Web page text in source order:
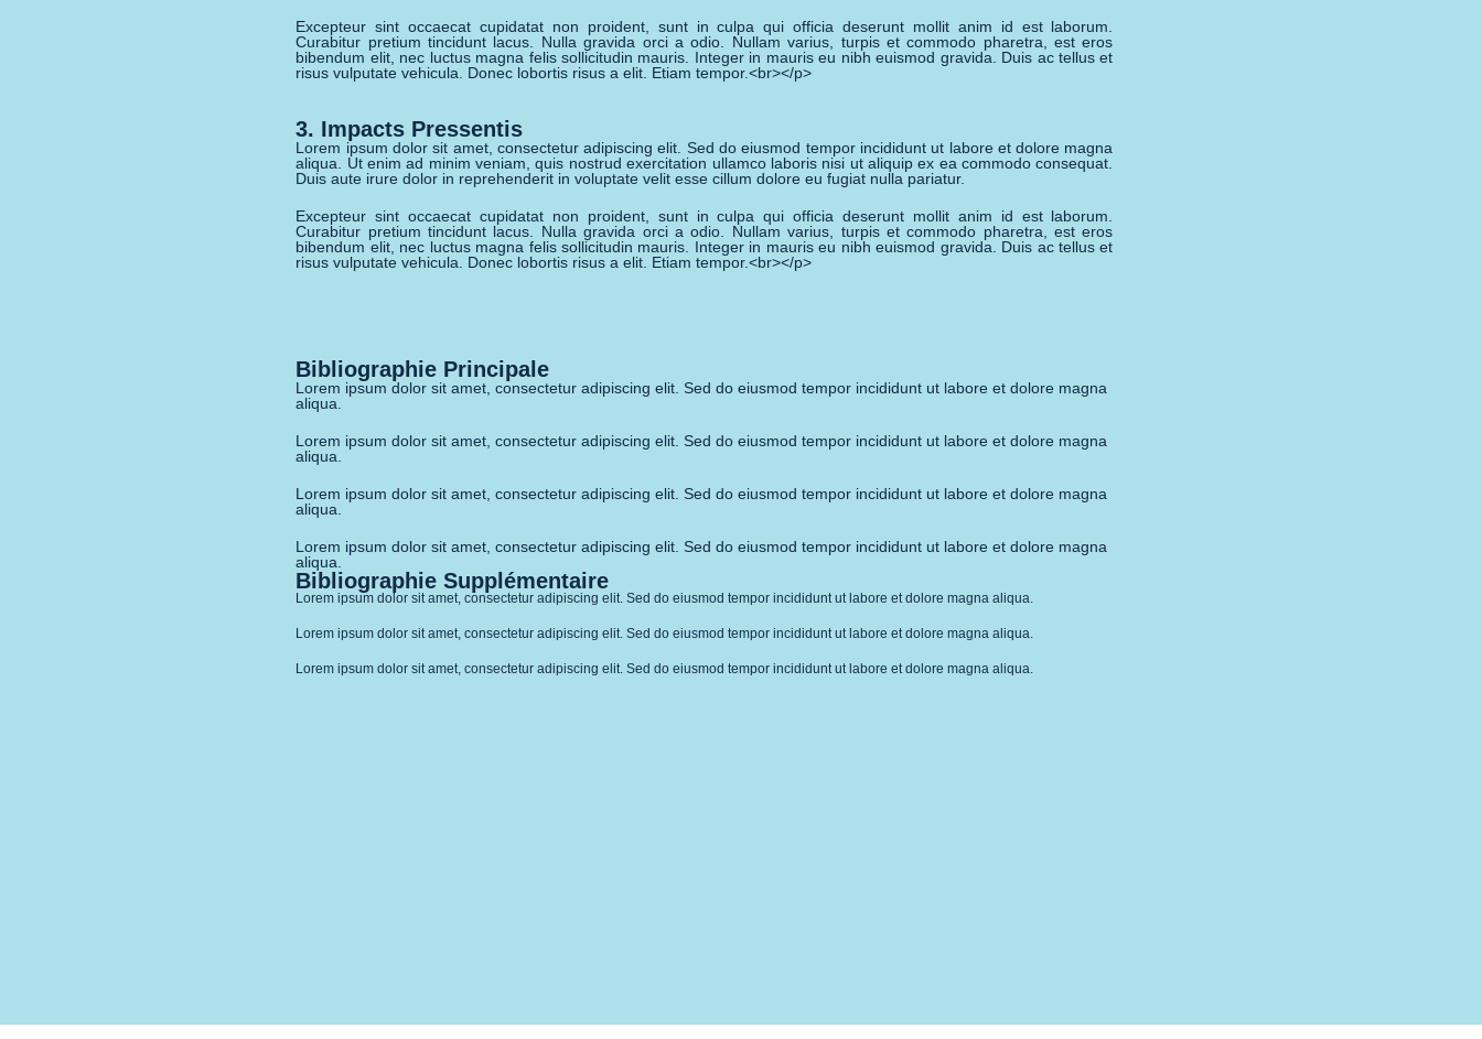
Excepteur sint occaecat cupidatat non proident, sunt in culpa qui officia deserunt mollit anim id est laborum.
Curabitur pretium tincidunt lacus. Nulla gravida orci a odio. Nullam varius, turpis et commodo pharetra, est eros
bibendum elit, nec luctus magna felis sollicitudin mauris. Integer in mauris eu nibh euismod gravida. Duis ac tellus et
risus vulputate vehicula. Donec lobortis risus a elit. Etiam tempor.<br></p>
3. Impacts Pressentis
Lorem ipsum dolor sit amet, consectetur adipiscing elit. Sed do eiusmod tempor incididunt ut labore et dolore magna
aliqua. Ut enim ad minim veniam, quis nostrud exercitation ullamco laboris nisi ut aliquip ex ea commodo consequat.
Duis aute irure dolor in reprehenderit in voluptate velit esse cillum dolore eu fugiat nulla pariatur.
Excepteur sint occaecat cupidatat non proident, sunt in culpa qui officia deserunt mollit anim id est laborum.
Curabitur pretium tincidunt lacus. Nulla gravida orci a odio. Nullam varius, turpis et commodo pharetra, est eros
bibendum elit, nec luctus magna felis sollicitudin mauris. Integer in mauris eu nibh euismod gravida. Duis ac tellus et
risus vulputate vehicula. Donec lobortis risus a elit. Etiam tempor.<br></p>
Bibliographie Principale
Lorem ipsum dolor sit amet, consectetur adipiscing elit. Sed do eiusmod tempor incididunt ut labore et dolore magna
aliqua.
Lorem ipsum dolor sit amet, consectetur adipiscing elit. Sed do eiusmod tempor incididunt ut labore et dolore magna
aliqua.
Lorem ipsum dolor sit amet, consectetur adipiscing elit. Sed do eiusmod tempor incididunt ut labore et dolore magna
aliqua.
Lorem ipsum dolor sit amet, consectetur adipiscing elit. Sed do eiusmod tempor incididunt ut labore et dolore magna
aliqua.
Bibliographie Supplémentaire
Lorem ipsum dolor sit amet, consectetur adipiscing elit. Sed do eiusmod tempor incididunt ut labore et dolore magna aliqua.
Lorem ipsum dolor sit amet, consectetur adipiscing elit. Sed do eiusmod tempor incididunt ut labore et dolore magna aliqua.
Lorem ipsum dolor sit amet, consectetur adipiscing elit. Sed do eiusmod tempor incididunt ut labore et dolore magna aliqua.